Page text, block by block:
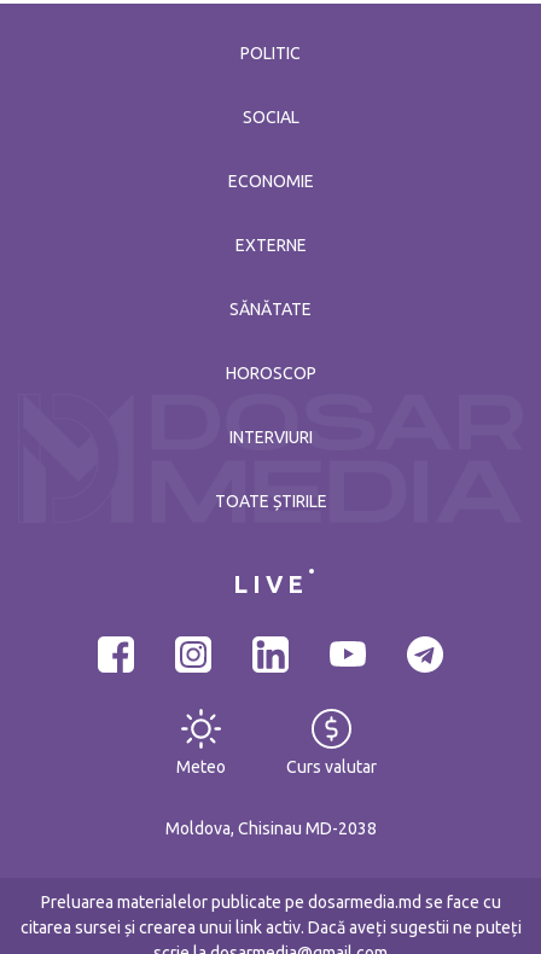
POLITIC
SOCIAL
ECONOMIE
EXTERNE
SĂNĂTATE
HOROSCOP
INTERVIURI
TOATE ȘTIRILE
LIVE
Meteo Curs valutar
Moldova, Chisinau MD-2038
Preluarea materialelor publicate pe dosarmedia.md se face cu
citarea sursei și crearea unui link activ. Dacă aveți sugestii ne puteți